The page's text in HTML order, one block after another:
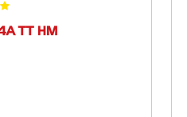
TT HM (NĐ)